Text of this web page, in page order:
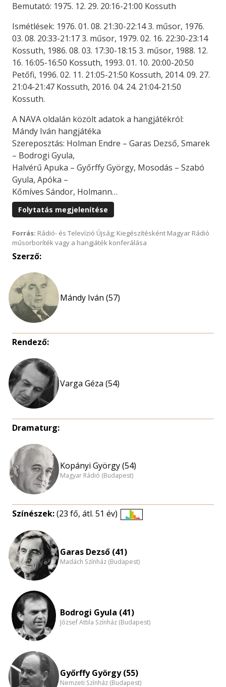
Bemutató: 1975. 12. 29. 20:16-21:00 Kossuth
Ismétlések: 1976. 01. 08. 21:30-22:14 3. műsor, 1976.
03. 08. 20:33-21:17 3. műsor, 1979. 02. 16. 22:30-23:14
Kossuth, 1986. 08. 03. 17:30-18:15 3. műsor, 1988. 12.
16. 16:05-16:50 Kossuth, 1993. 01. 10. 20:00-20:50
Petőfi, 1996. 02. 11. 21:05-21:50 Kossuth, 2014. 09. 27.
21:04-21:47 Kossuth, 2016. 04. 24. 21:04-21:50
Kossuth.
A NAVA oldalán közölt adatok a hangjátékról:
Mándy Iván hangjátéka
Szereposztás: Holman Endre – Garas Dezső, Smarek
– Bodrogi Gyula,
Halvérű Apuka – Győrffy György, Mosodás – Szabó
Gyula, Apóka –
Kőmíves Sándor, Holmann…
Folytatás megjelenítése
Forrás: Rádió- és Televízió Újság; Kiegészítésként Magyar Rádió
műsorboríték vagy a hangjáték konferálása
Szerző:
Mándy Iván (57)
Rendező:
Varga Géza (54)
Dramaturg:
Kopányi György (54)
Magyar Rádió (Budapest)
Színészek:(23 fő, átl. 51 év)
Garas Dezső (41)
Madách Színház (Budapest)
Bodrogi Gyula (41)
József Attila Színház (Budapest)
Győrffy György (55)
Nemzeti Színház (Budapest)